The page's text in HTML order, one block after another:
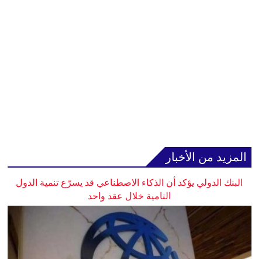
المزيد من الأخبار
البنك الدولي يؤكد أن الذكاء الاصطناعي قد يسرّع تنمية الدول
النامية خلال عقد واحد